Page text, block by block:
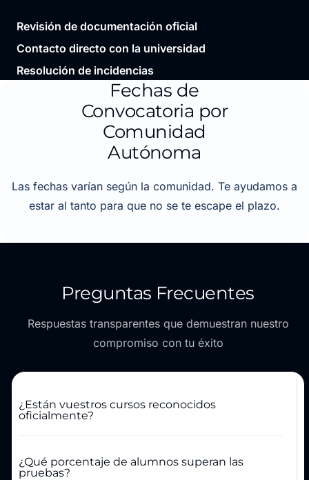
Revisión de documentación oficial
Contacto directo con la universidad
Resolución de incidencias
Fechas de
Convocatoria por
Comunidad
Autónoma
Las fechas varían según la comunidad. Te ayudamos a
estar al tanto para que no se te escape el plazo.
Preguntas Frecuentes
Respuestas transparentes que demuestran nuestro
compromiso con tu éxito
¿Están vuestros cursos reconocidos
oficialmente?
¿Qué porcentaje de alumnos superan las
pruebas?